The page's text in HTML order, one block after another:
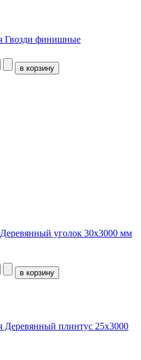
Гвозди финишные
Деревянный уголок 30х3000 мм
Деревянный плинтус 25х3000